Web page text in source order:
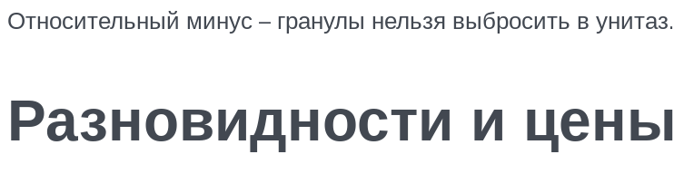
Относительный минус – гранулы нельзя выбросить в унитаз.
Разновидности и цены